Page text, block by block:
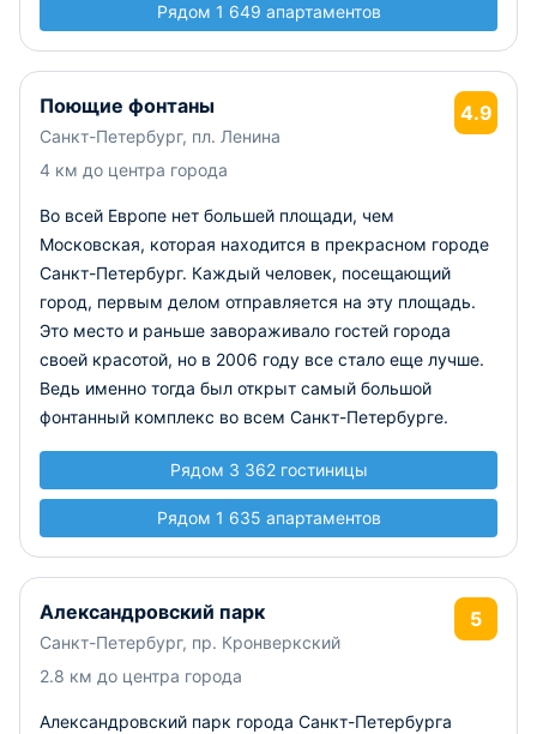
Рядом 1 649 апартаментов
Поющие фонтаны
Санкт-Петербург, пл. Ленина
4 км до центра города
4.9
Во всей Европе нет большей площади, чем
Московская, которая находится в прекрасном городе
Санкт-Петербург. Каждый человек, посещающий
город, первым делом отправляется на эту площадь.
Это место и раньше завораживало гостей города
своей красотой, но в 2006 году все стало еще лучше.
Ведь именно тогда был открыт самый большой
фонтанный комплекс во всем Санкт-Петербурге.
Рядом 3 362 гостиницы
Рядом 1 635 апартаментов
Александровский парк
Санкт-Петербург, пр. Кронверкский
2.8 км до центра города
5
Александровский парк города Санкт-Петербурга